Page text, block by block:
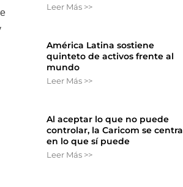
Leer Más >>
América Latina sostiene
quinteto de activos frente al
mundo
Leer Más >>
Al aceptar lo que no puede
controlar, la Caricom se centra
en lo que sí puede
Leer Más >>